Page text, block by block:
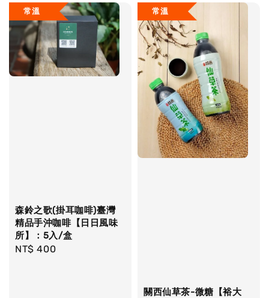
常溫
森鈴之歌(掛耳咖啡)臺灣
精品手沖咖啡【日日風味
所】：5入/盒
Regular
NT$ 400
常溫
關西仙草茶-微糖【裕大